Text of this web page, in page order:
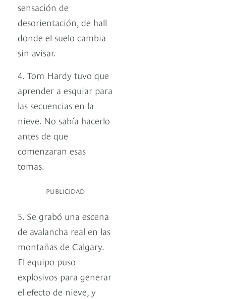
sensación de
desorientación, de hall
donde el suelo cambia
sin avisar.
4. Tom Hardy tuvo que
aprender a esquiar para
las secuencias en la
nieve. No sabía hacerlo
antes de que
comenzaran esas
tomas.
PUBLICIDAD
5. Se grabó una escena
de avalancha real en las
montañas de Calgary.
El equipo puso
explosivos para generar
el efecto de nieve, y